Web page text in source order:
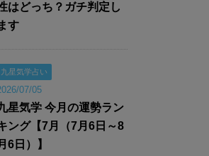
はどっち？ガチ判定し
す
九星気学占い
07/05
星気学 今月の運勢ラン
ング【7月（7月6日～8
6日）】